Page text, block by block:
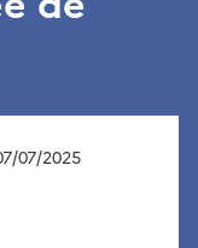
07/2025